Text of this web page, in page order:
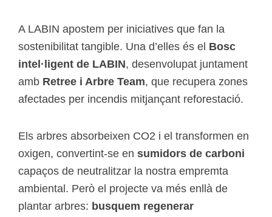
A LABIN apostem per iniciatives que fan la
sostenibilitat tangible. Una d’elles és el Bosc
intel·ligent de LABIN, desenvolupat juntament
amb Retree i Arbre Team, que recupera zones
afectades per incendis mitjançant reforestació.
Els arbres absorbeixen CO2 i el transformen en
oxigen, convertint-se en sumidors de carboni
capaços de neutralitzar la nostra empremta
ambiental. Però el projecte va més enllà de
plantar arbres: busquem regenerar